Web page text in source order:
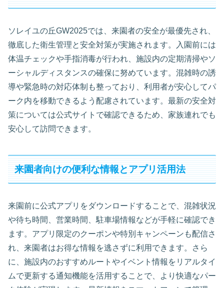
ソレイユの丘GW2025では、来園者の安全が最優先され、
徹底した衛生管理と安全対策が実施されます。入園前には
体温チェックや手指消毒が行われ、施設内の定期清掃やソ
ーシャルディスタンスの確保に努めています。混雑時の誘
導や緊急時の対応体制も整っており、利用者が安心してパ
ーク内を移動できるよう配慮されています。最新の安全対
策については公式サイトで確認できるため、家族連れでも
安心して訪問できます。
来園者向けの便利な情報とアプリ活用法
来園前に公式アプリをダウンロードすることで、混雑状況
や待ち時間、営業時間、駐車場情報などが手軽に確認でき
ます。アプリ限定のクーポンや特別キャンペーンも配信さ
れ、来園者はお得な情報を逃さずに利用できます。さら
に、施設内のおすすめルートやイベント情報をリアルタイ
ムで更新する通知機能を活用することで、より快適なパー